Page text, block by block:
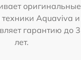
оригинальные
техники Aquaviva и
гарантию до 3
лет.